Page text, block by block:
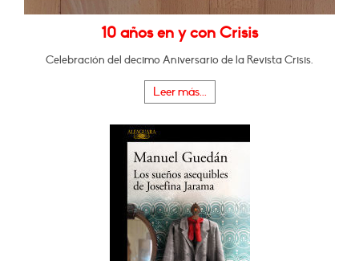
10 años en y con Crisis
Celebración del decimo Aniversario de la Revista Crisis.
Leer más...